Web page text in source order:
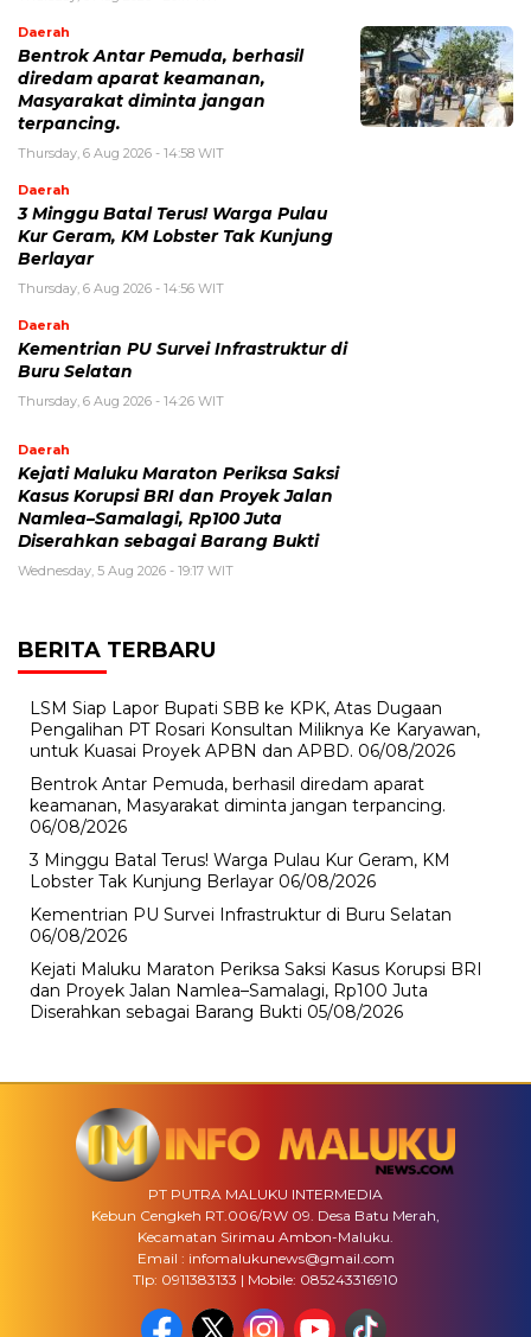
Daerah
Bentrok Antar Pemuda, berhasil
diredam aparat keamanan,
Masyarakat diminta jangan
terpancing.
Thursday, 6 Aug 2026 - 14:58 WIT
Daerah
3 Minggu Batal Terus! Warga Pulau
Kur Geram, KM Lobster Tak Kunjung
Berlayar
Thursday, 6 Aug 2026 - 14:56 WIT
Daerah
Kementrian PU Survei Infrastruktur di
Buru Selatan
Thursday, 6 Aug 2026 - 14:26 WIT
Daerah
Kejati Maluku Maraton Periksa Saksi
Kasus Korupsi BRI dan Proyek Jalan
Namlea–Samalagi, Rp100 Juta
Diserahkan sebagai Barang Bukti
Wednesday, 5 Aug 2026 - 19:17 WIT
BERITA TERBARU
LSM Siap Lapor Bupati SBB ke KPK, Atas Dugaan
Pengalihan PT Rosari Konsultan Miliknya Ke Karyawan,
untuk Kuasai Proyek APBN dan APBD. 06/08/2026
Bentrok Antar Pemuda, berhasil diredam aparat
keamanan, Masyarakat diminta jangan terpancing.
06/08/2026
3 Minggu Batal Terus! Warga Pulau Kur Geram, KM
Lobster Tak Kunjung Berlayar 06/08/2026
Kementrian PU Survei Infrastruktur di Buru Selatan
06/08/2026
Kejati Maluku Maraton Periksa Saksi Kasus Korupsi BRI
dan Proyek Jalan Namlea–Samalagi, Rp100 Juta
Diserahkan sebagai Barang Bukti 05/08/2026
PT PUTRA MALUKU INTERMEDIA
Kebun Cengkeh RT.006/RW 09. Desa Batu Merah,
Kecamatan Sirimau Ambon-Maluku.
Email : infomalukunews@gmail.com
Tlp: 0911383133 | Mobile: 085243316910